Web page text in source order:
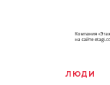
ЛЮДИ